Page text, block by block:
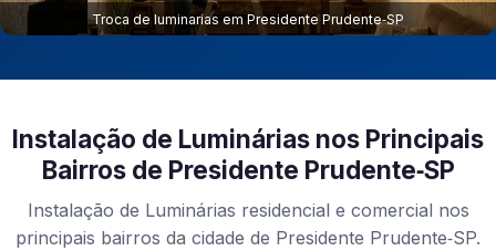
Troca de luminarias em Presidente Prudente‑SP
Instalação de Luminárias nos Principais
Bairros de Presidente Prudente‑SP
Instalação de Luminárias residencial e comercial nos
principais bairros da cidade de Presidente Prudente‑SP.